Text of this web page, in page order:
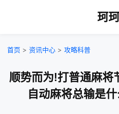
珂
首页 > 资讯中心 > 攻略科普
顺势而为!打普通麻将
自动麻将总输是